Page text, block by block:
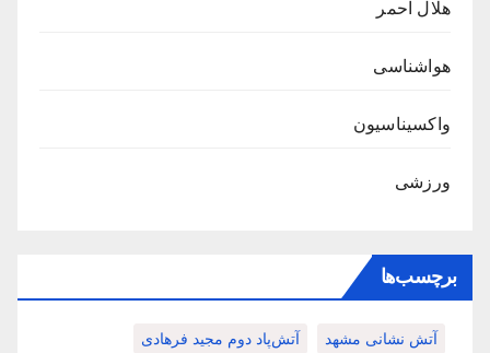
هلال احمر
هواشناسی
واکسیناسیون
ورزشی
برچسب‌ها
آتش نشانی مشهد آتش‌پاد دوم مجید فرهادی